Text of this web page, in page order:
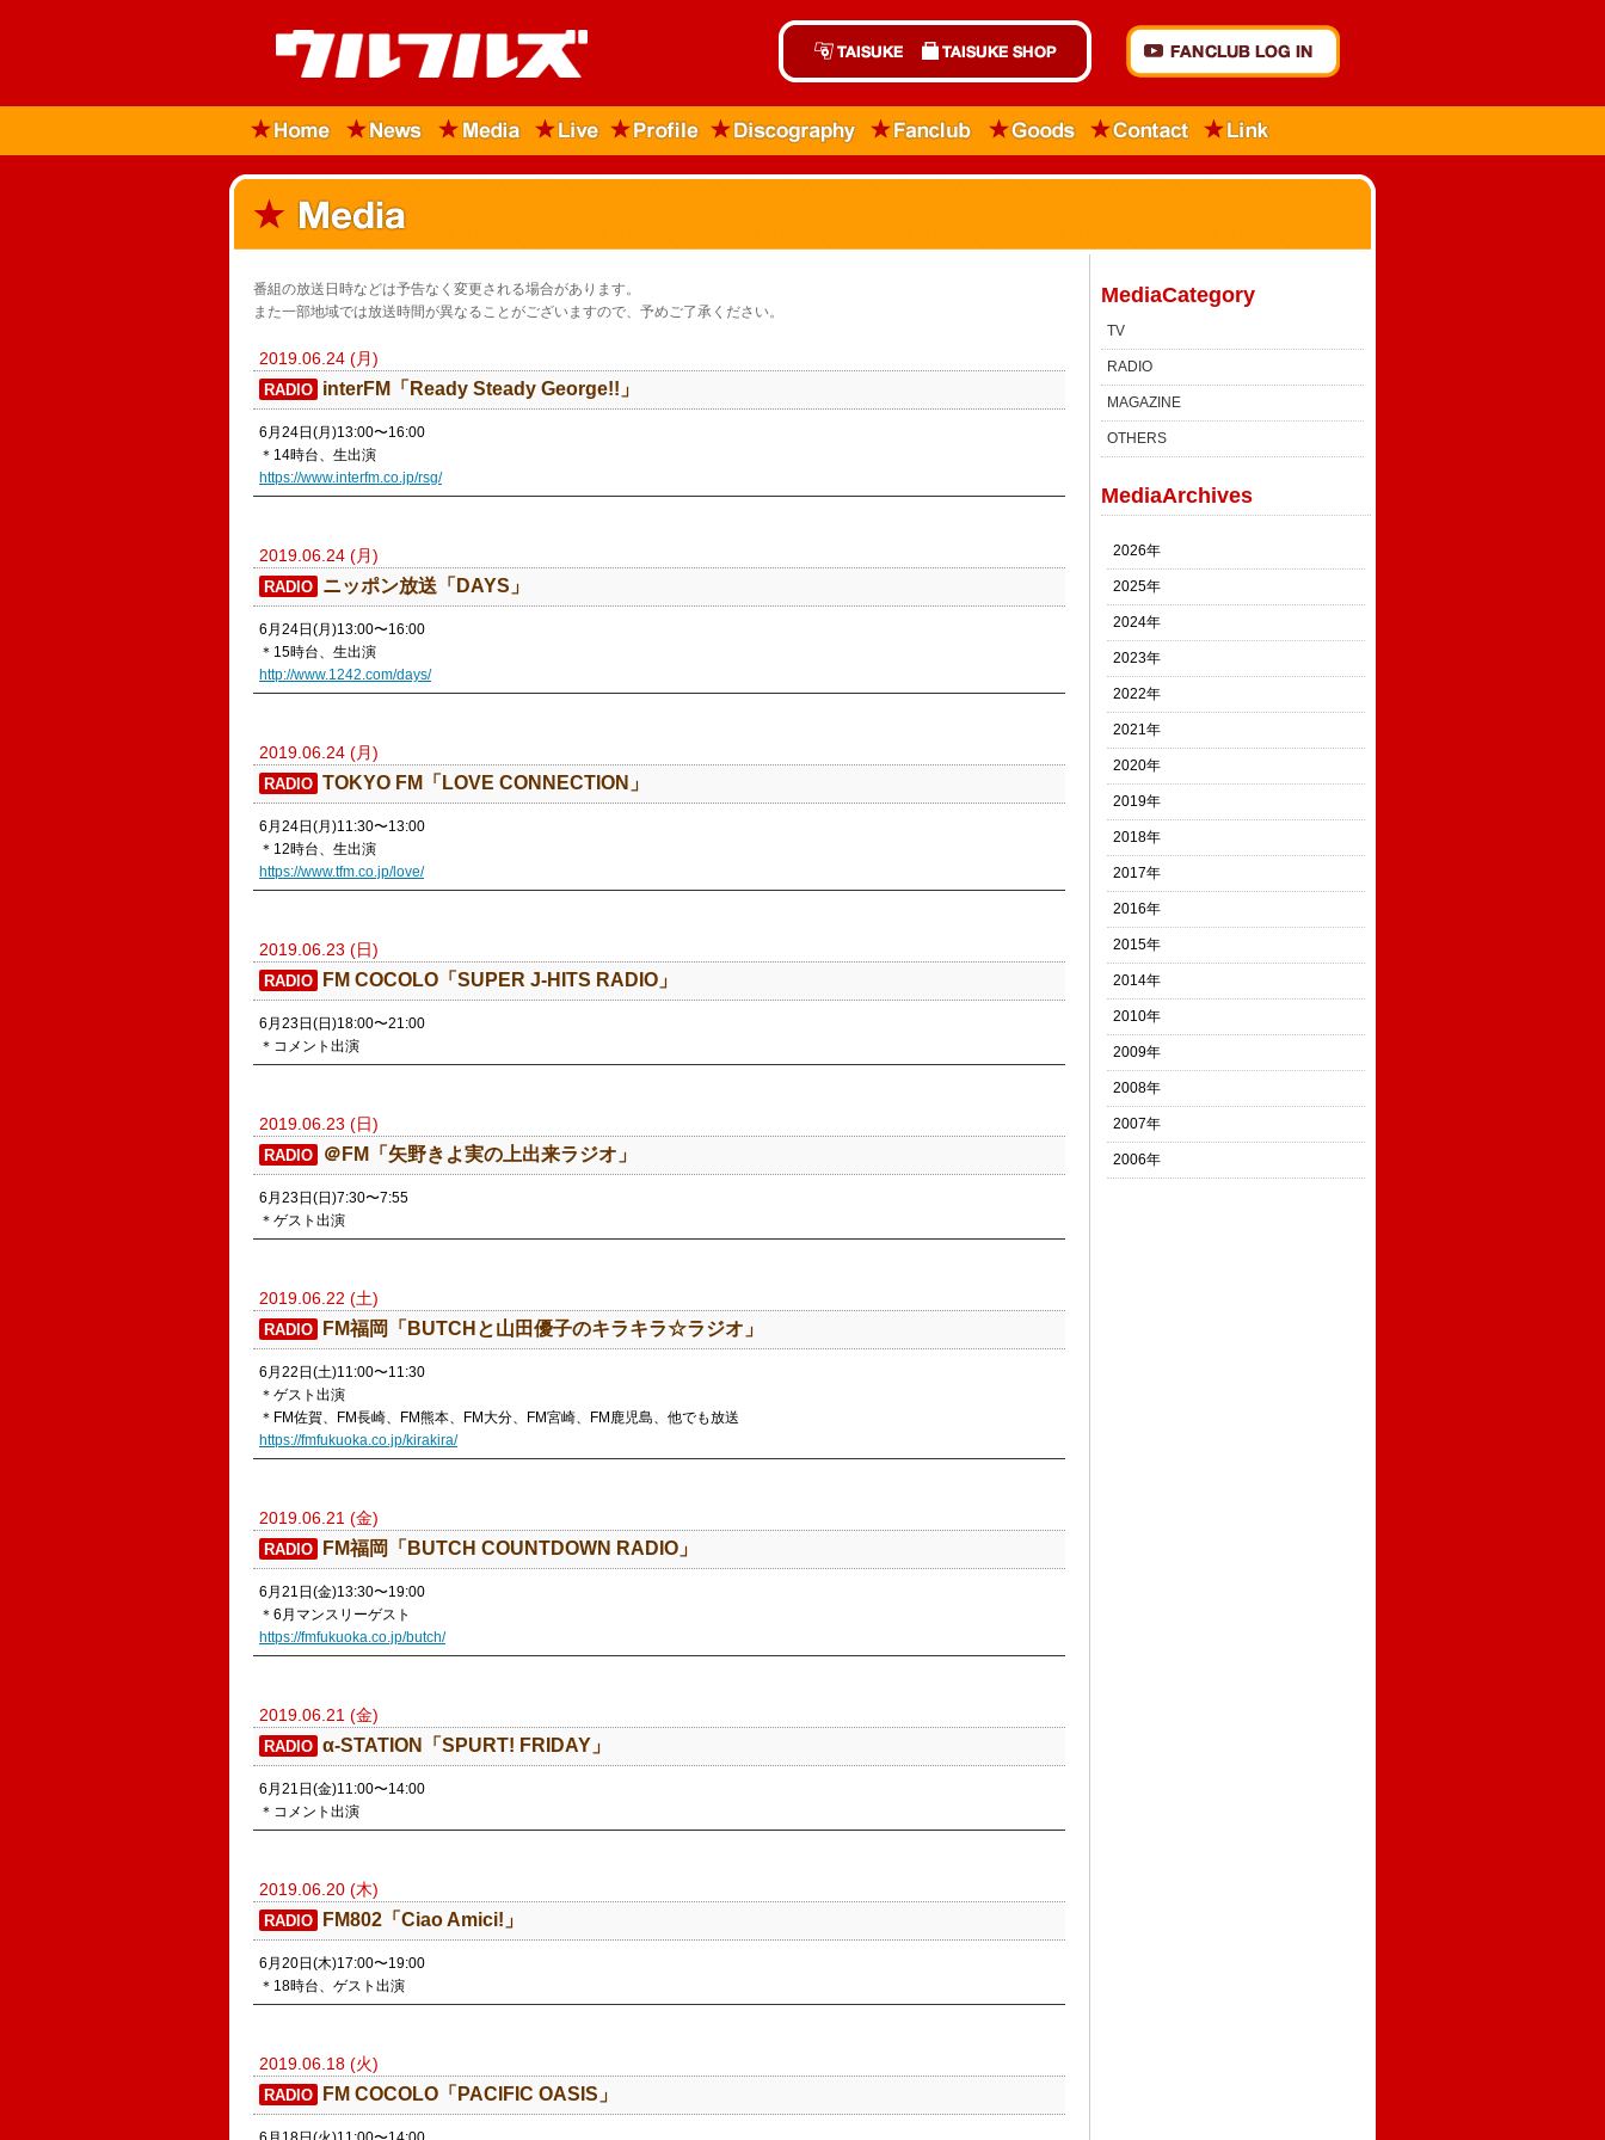
番組の放送日時などは予告なく変更される場合があります。
また一部地域では放送時間が異なることがございますので、予めご了承ください。
2019.06.24 (月)
RADIO ​interFM「Ready Steady George!!」
6月24日(月)13:00〜16:00
＊14時台、生出演
https://www.interfm.co.jp/rsg/
2019.06.24 (月)
RADIO ​ニッポン放送「DAYS」
6月24日(月)13:00〜16:00
＊15時台、生出演
http://www.1242.com/days/
2019.06.24 (月)
RADIO ​TOKYO FM「LOVE CONNECTION」
6月24日(月)11:30〜13:00
＊12時台、生出演
https://www.tfm.co.jp/love/
2019.06.23 (日)
RADIO FM COCOLO「SUPER J-HITS RADIO」
6月23日(日)18:00〜21:00
＊コメント出演
2019.06.23 (日)
RADIO ＠FM「矢野きよ実の上出来ラジオ」
6月23日(日)7:30〜7:55
＊ゲスト出演
2019.06.22 (土)
RADIO ​FM福岡「BUTCHと山田優子のキラキラ☆ラジオ」
6月22日(土)11:00〜11:30
＊ゲスト出演
＊FM佐賀、FM長崎、FM熊本、FM大分、FM宮崎、FM鹿児島、他でも放送
https://fmfukuoka.co.jp/kirakira/
2019.06.21 (金)
RADIO ​FM福岡「BUTCH COUNTDOWN RADIO」
6月21日(金)13:30〜19:00
＊6月マンスリーゲスト
https://fmfukuoka.co.jp/butch/
2019.06.21 (金)
RADIO α-STATION「SPURT! FRIDAY」
6月21日(金)11:00〜14:00
＊コメント出演
2019.06.20 (木)
RADIO FM802「Ciao Amici!」
6月20日(木)17:00〜19:00
＊18時台、ゲスト出演
2019.06.18 (火)
RADIO FM COCOLO「PACIFIC OASIS」
MediaCategory
TV
RADIO
MAGAZINE
OTHERS
MediaArchives
2026年
2025年
2024年
2023年
2022年
2021年
2020年
2019年
2018年
2017年
2016年
2015年
2014年
2010年
2009年
2008年
2007年
2006年